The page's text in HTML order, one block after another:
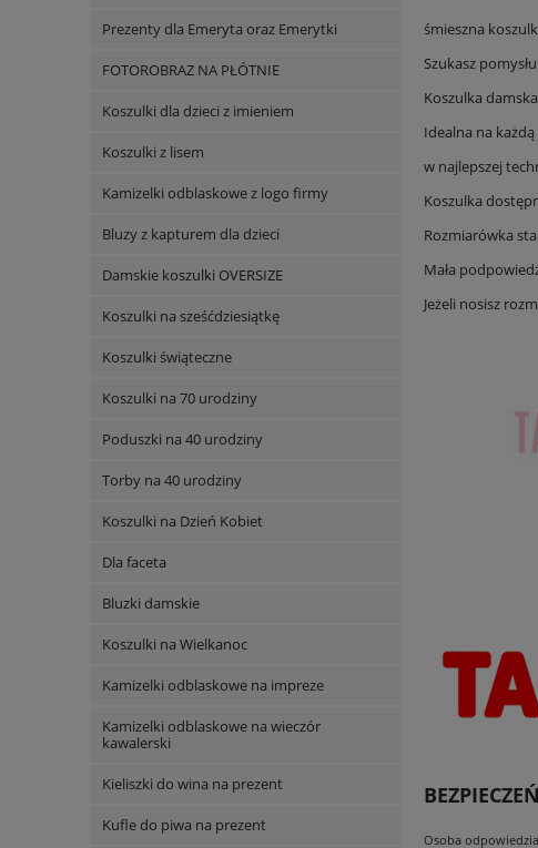
Prezenty dla Emeryta oraz Emerytki
FOTOROBRAZ NA PŁÓTNIE
Koszulki dla dzieci z imieniem
Koszulki z lisem
Kamizelki odblaskowe z logo firmy
Bluzy z kapturem dla dzieci
Damskie koszulki OVERSIZE
Koszulki na sześćdziesiątkę
Koszulki świąteczne
Koszulki na 70 urodziny
Poduszki na 40 urodziny
Torby na 40 urodziny
Koszulki na Dzień Kobiet
Dla faceta
Bluzki damskie
Koszulki na Wielkanoc
Kamizelki odblaskowe na impreze
Kamizelki odblaskowe na wieczór
kawalerski
Kieliszki do wina na prezent
Kufle do piwa na prezent
śmieszna
Szukasz
Koszulka
Idealna na
w najlepszej
Koszulka
Rozmiarówka
Mała
Jeżeli nosisz
Osoba